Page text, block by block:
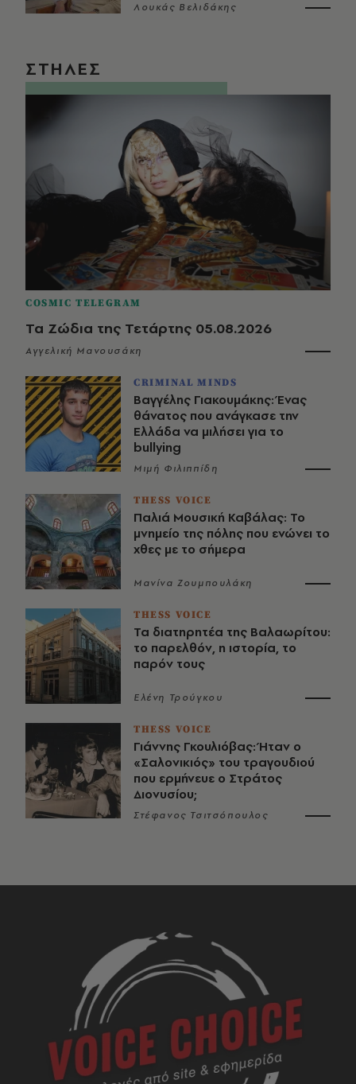
Λουκάς Βελιδάκης
ΣΤΗΛΕΣ
COSMIC TELEGRAM
Τα Ζώδια της Τετάρτης 05.08.2026
Αγγελική Μανουσάκη
CRIMINAL MINDS
Βαγγέλης Γιακουμάκης: Ένας
θάνατος που ανάγκασε την
Ελλάδα να μιλήσει για το
bullying
Μιμή Φιλιππίδη
THESS VOICE
Παλιά Μουσική Καβάλας: Το
μνημείο της πόλης που ενώνει το
χθες με το σήμερα
Μανίνα Ζουμπουλάκη
THESS VOICE
Τα διατηρητέα της Βαλαωρίτου:
το παρελθόν, η ιστορία, το
παρόν τους
Ελένη Τρούγκου
THESS VOICE
Γιάννης Γκουλιόβας: Ήταν ο
«Σαλονικιός» του τραγουδιού
που ερμήνευε ο Στράτος
Διονυσίου;
Στέφανος Τσιτσόπουλος